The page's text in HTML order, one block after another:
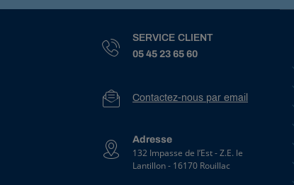
0
SERVICE CLIENT
05 45 23 65 60
Contactez-nous par email
Adresse
132 Impasse de l’Est - Z.E. le
Lantillon - 16170 Rouillac